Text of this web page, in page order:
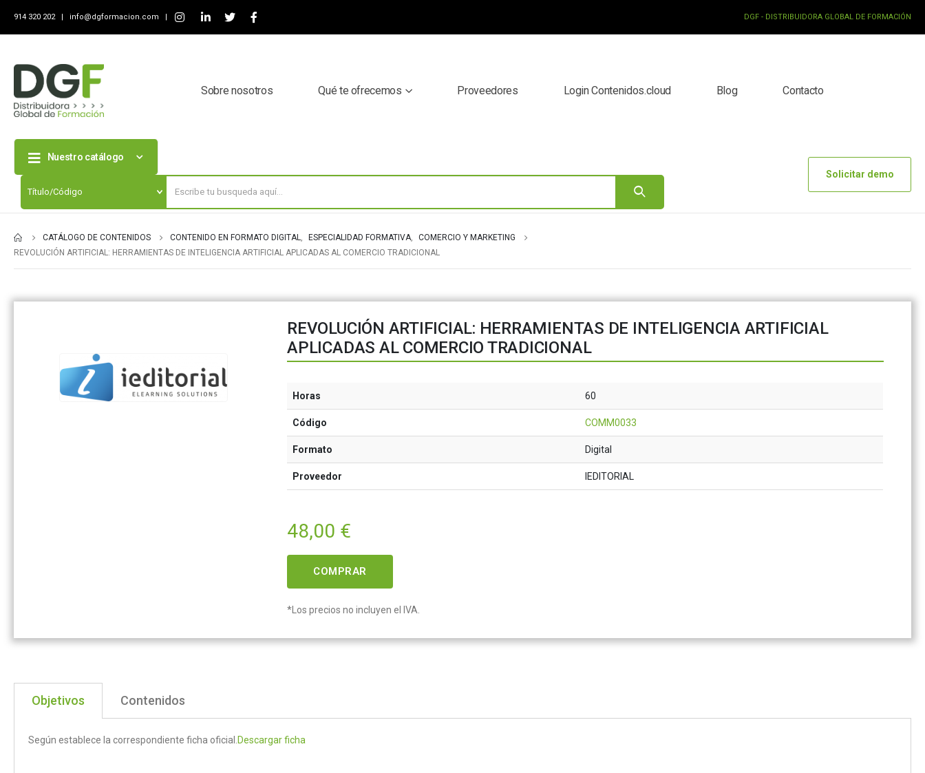
914 320 202 | info@dgformacion.com | DGF - DISTRIBUIDORA GLOBAL DE FORMACIÓN
Sobre nosotros Qué te ofrecemos Proveedores Login Contenidos.cloud Blog Contacto
Nuestro catálogo
Solicitar demo
CATÁLOGO DE CONTENIDOS CONTENIDO EN FORMATO DIGITAL, ESPECIALIDAD FORMATIVA,
COMERCIO Y MARKETING
REVOLUCIÓN ARTIFICIAL: HERRAMIENTAS DE INTELIGENCIA ARTIFICIAL APLICADAS AL COMERCIO TRADICIONAL
REVOLUCIÓN ARTIFICIAL: HERRAMIENTAS DE INTELIGENCIA ARTIFICIAL
APLICADAS AL COMERCIO TRADICIONAL
Horas 60
Código COMM0033
Formato Digital
Proveedor IEDITORIAL
48,00 €
COMPRAR
*Los precios no incluyen el IVA.
Objetivos Contenidos
Según establece la correspondiente ficha oficial.Descargar ficha